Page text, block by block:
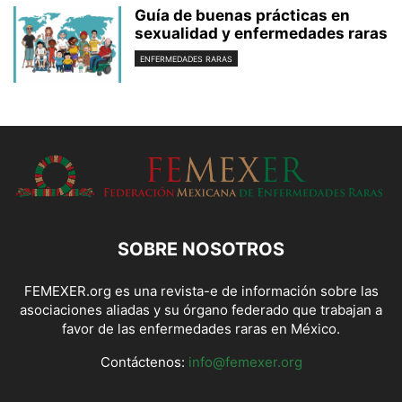
Guía de buenas prácticas en
sexualidad y enfermedades raras
ENFERMEDADES RARAS
SOBRE NOSOTROS
FEMEXER.org es una revista-e de información sobre las
asociaciones aliadas y su órgano federado que trabajan a
favor de las enfermedades raras en México.
Contáctenos: info@femexer.org